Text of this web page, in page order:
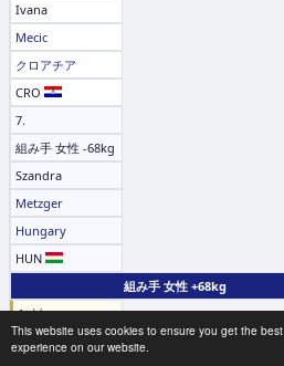
This website uses cookies to ensure you get the best
experience on our website.
Ivana
Mecic
クロアチア
CRO
7.
組み手 女性 -68kg
Szandra
Metzger
Hungary
HUN
組み手 女性 +68kg
1. 🥇
組み手 女性 +68kg